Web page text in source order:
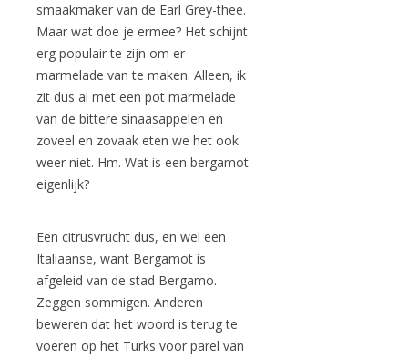
smaakmaker van de Earl Grey-thee.
Maar wat doe je ermee? Het schijnt
erg populair te zijn om er
marmelade van te maken. Alleen, ik
zit dus al met een pot marmelade
van de bittere sinaasappelen en
zoveel en zovaak eten we het ook
weer niet. Hm. Wat is een bergamot
eigenlijk?
Een citrusvrucht dus, en wel een
Italiaanse, want Bergamot is
afgeleid van de stad Bergamo.
Zeggen sommigen. Anderen
beweren dat het woord is terug te
voeren op het Turks voor parel van